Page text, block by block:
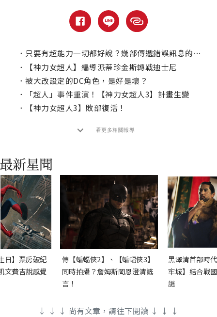
． 只要有超能力一切都好說？幾部傳遞錯誤訊息的漫改電影
．
【神力女超人】編導派蒂珍金斯轉戰迪士尼
． 被大改設定的DC角色，是好是壞？
．
「超人」事件重演！【神力女超人3】計畫生變
．
【神力女超人3】敗部復活！
看更多相關報導
日】票房破紀
文費吉說感覺
傳【蝙蝠俠2】、【蝙蝠俠3】
同時拍攝？詹姆斯岡恩澄清謠
言！
黑澤清首部時
牢城】結合戰
謎
↓ ↓ ↓ 尚有文章，請往下閱讀 ↓ ↓ ↓